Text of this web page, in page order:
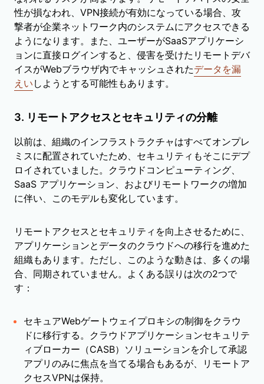
性が損なわれ、VPN接続が有効になっている場合、攻
撃者が企業ネットワーク内のシステムにアクセスできる
ようになります。また、ユーザーがSaaSアプリケーシ
ョンに直接ログインすると、侵害を受けたリモートデバ
イスがWebブラウザ内でキャッシュされたデータを漏
えい しようとする可能性もあります。
3. リモートアクセスとセキュリティの分離
以前は、組織のインフラストラクチャはすべてオンプレ
ミスに配置されていたため、セキュリティもそこにデプ
ロイされていました。クラウドコンピューティング、
SaaS アプリケーション、およびリモートワークの増加
に伴い、このモデルも変化しています。
リモートアクセスとセキュリティを向上させるために、
アプリケーションとデータのクラウドへの移行を進めた
組織もあります。ただし、このような動きは、多くの場
合、同期されていません。よくある誤りは次の2つで
す：
セキュアWebゲートウェイプロキシの制御をクラウ
ドに移行する。クラウドアプリケーションセキュリテ
ィブローカー（CASB）ソリューションを介して承認
アプリのみに焦点を当てる場合もあるが、リモートア
クセスVPNは保持。